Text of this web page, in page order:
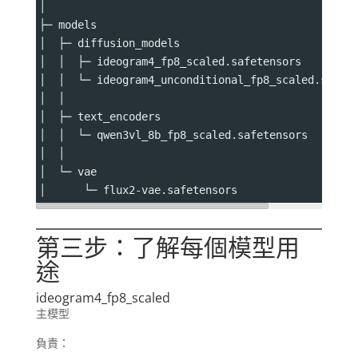
├─ models
│  ├─ diffusion_models
│  │  ├─ ideogram4_fp8_scaled.safetensors
│  │  └─
│  ├─ text_encoders
│  │  └─ qwen3vl_8b_fp8_scaled.safetensors
│  └─ vae
│      └─ flux2-vae.safetensors
第三步：了解每個模型用
途
ideogram4_fp8_scaled
主模型
負責：